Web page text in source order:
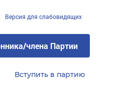
Версия для слабовидящих
члена Партии
Вступить в партию